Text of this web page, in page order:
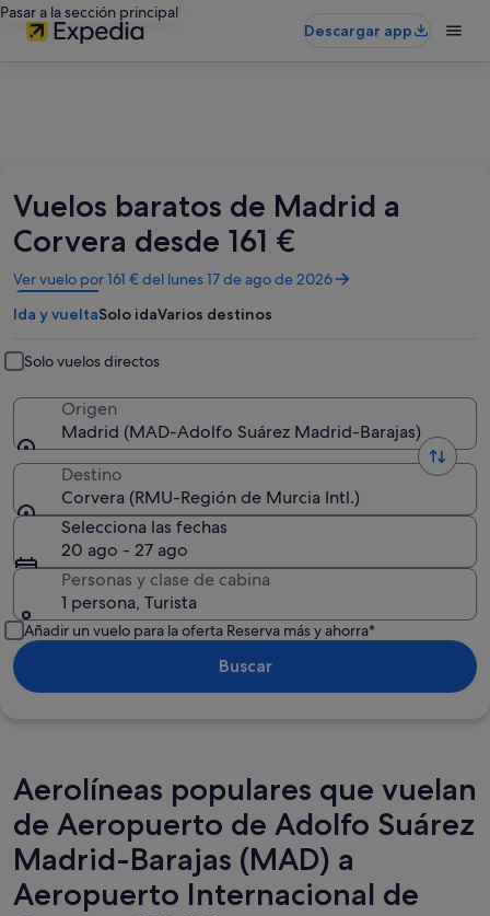
Pasar a la sección principal
Descargar app
Vuelos baratos de Madrid a
Corvera desde 161 €
Ver vuelo por 161 € del lunes 17 de ago de 2026
Se
abre
en
ventana
nueva
Ida y vueltaSolo idaVarios destinos
Solo vuelos directos
Origen
Madrid (MAD-Adolfo Suárez Madrid-Barajas)
Destino
Corvera (RMU-Región de Murcia Intl.)
Selecciona las fechas
20 ago - 27 ago
Personas y clase de cabina
1 persona, Turista
Añadir un vuelo para la oferta Reserva más y ahorra*
Buscar
Aerolíneas populares que vuelan
de Aeropuerto de Adolfo Suárez
Madrid-Barajas (MAD) a
Aeropuerto Internacional de